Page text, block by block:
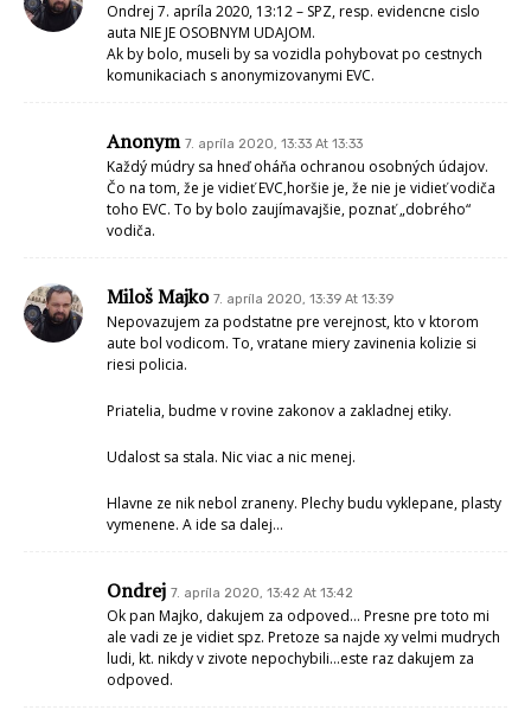
Ondrej 7. apríla 2020, 13:12 – SPZ, resp. evidencne cislo
auta NIE JE OSOBNYM UDAJOM.
Ak by bolo, museli by sa vozidla pohybovat po cestnych
komunikaciach s anonymizovanymi EVC.
Anonym 7. apríla 2020, 13:33 At 13:33
Každý múdry sa hneď oháňa ochranou osobných údajov.
Čo na tom, že je vidieť EVC,horšie je, že nie je vidieť vodiča
toho EVC. To by bolo zaujímavajšie, poznať „dobrého“
vodiča.
Miloš Majko 7. apríla 2020, 13:39 At 13:39
Nepovazujem za podstatne pre verejnost, kto v ktorom
aute bol vodicom. To, vratane miery zavinenia kolizie si
riesi policia.
Priatelia, budme v rovine zakonov a zakladnej etiky.
Udalost sa stala. Nic viac a nic menej.
Hlavne ze nik nebol zraneny. Plechy budu vyklepane, plasty
vymenene. A ide sa dalej…
Ondrej 7. apríla 2020, 13:42 At 13:42
Ok pan Majko, dakujem za odpoved… Presne pre toto mi
ale vadi ze je vidiet spz. Pretoze sa najde xy velmi mudrych
ludi, kt. nikdy v zivote nepochybili…este raz dakujem za
odpoved.